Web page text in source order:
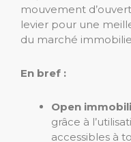
mouvement
levier pour une
du marché
En bref :
Open
grâce à
accessibles à